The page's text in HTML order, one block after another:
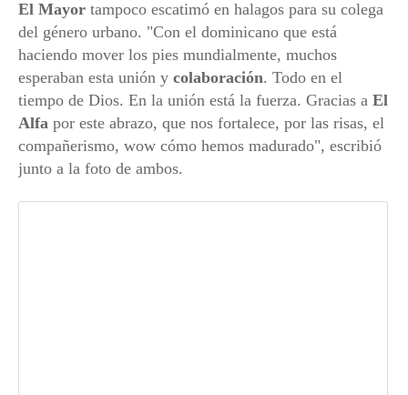
El Mayor tampoco escatimó en halagos para su colega
del género urbano. "Con el dominicano que está
haciendo mover los pies mundialmente, muchos
esperaban esta unión y colaboración. Todo en el
tiempo de Dios. En la unión está la fuerza. Gracias a El
Alfa por este abrazo, que nos fortalece, por las risas, el
compañerismo, wow cómo hemos madurado", escribió
junto a la foto de ambos.